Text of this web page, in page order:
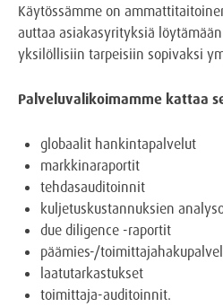
Käytössämme on
auttaa asiakasyrityksiä
yksilöllisiin tarpeisiin sopivaksi
Palveluvalikoimamme kattaa
globaalit hankintapalvelut
markkinaraportit
tehdasauditoinnit
kuljetuskustannuksien
due diligence -raportit
päämies-/
laatutarkastukset
toimittaja-auditoinnit.